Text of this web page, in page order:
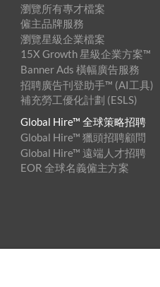
瀏覽所有專才檔案
僱主品牌服務
瀏覽星級企業檔案
15X Growth 星級企業方案™
Banner Ads 橫幅廣告服務
招聘廣告刊登助手™ (AI工具)
補充勞工優化計劃 (ESLS)
Global Hire™ 全球策略招聘
Global Hire™ 獵頭招聘顧問
Global Hire™ 遠端人才招聘
EOR 全球名義僱主方案